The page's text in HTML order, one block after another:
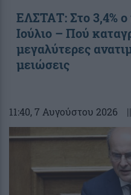
ΕΛΣΤΑΤ: Στο 3,4%
Ιούλιο – Πού
μεγαλύτερες
μειώσεις
11:40, 7 Αυγούστου 2026 ||